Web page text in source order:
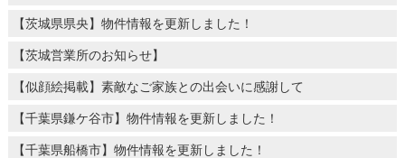
【茨城県県央】物件情報を更新しました！
【茨城営業所のお知らせ】
【似顔絵掲載】素敵なご家族との出会いに感謝して
【千葉県鎌ケ谷市】物件情報を更新しました！
【千葉県船橋市】物件情報を更新しました！